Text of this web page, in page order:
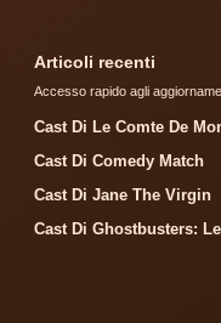
Articoli recenti
Accesso rapido agli
Cast Di Le Comte De
Cast Di Comedy Match
Cast Di Jane The Virgin
Cast Di Ghostbusters: